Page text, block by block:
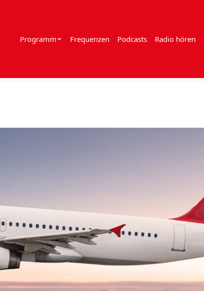
Programm Frequenzen Podcasts Radio hören